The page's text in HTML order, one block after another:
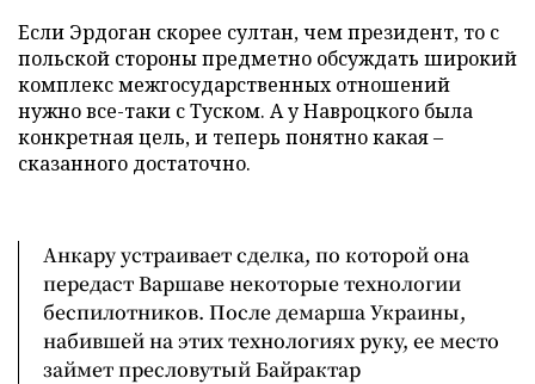
Если Эрдоган скорее султан, чем президент, то с
польской стороны предметно обсуждать широкий
комплекс межгосударственных отношений
нужно все-таки с Туском. А у Навроцкого была
конкретная цель, и теперь понятно какая –
сказанного достаточно.
Анкару устраивает сделка, по которой она
передаст Варшаве некоторые технологии
беспилотников. После демарша Украины,
набившей на этих технологиях руку, ее место
займет пресловутый Байрактар